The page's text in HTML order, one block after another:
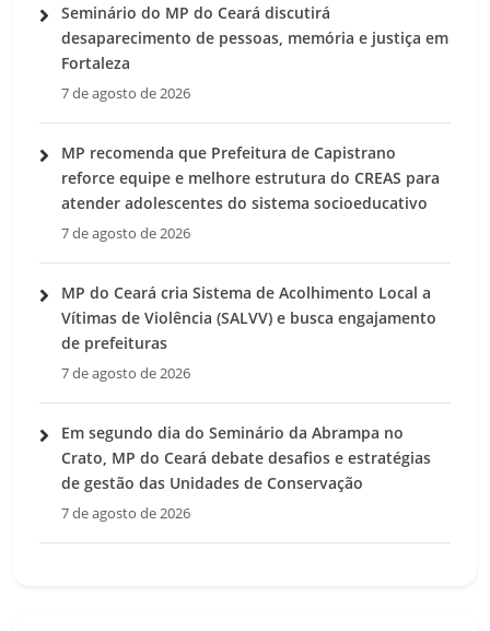
Seminário do MP do Ceará discutirá
desaparecimento de pessoas, memória e justiça em
Fortaleza
7 de agosto de 2026
MP recomenda que Prefeitura de Capistrano
reforce equipe e melhore estrutura do CREAS para
atender adolescentes do sistema socioeducativo
7 de agosto de 2026
MP do Ceará cria Sistema de Acolhimento Local a
Vítimas de Violência (SALVV) e busca engajamento
de prefeituras
7 de agosto de 2026
Em segundo dia do Seminário da Abrampa no
Crato, MP do Ceará debate desafios e estratégias
de gestão das Unidades de Conservação
7 de agosto de 2026